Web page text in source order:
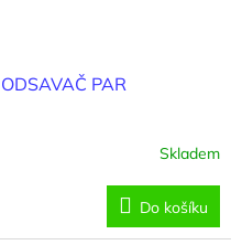
PAR
Skladem
Do košíku